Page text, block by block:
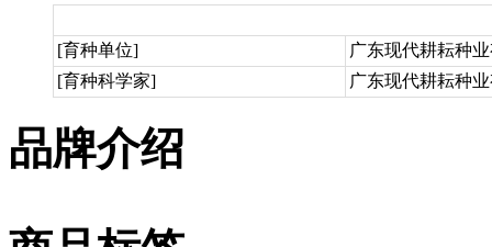
[育种单位]
广东现代耕耘种
[育种科学家]
广东现代耕耘种
品牌介绍